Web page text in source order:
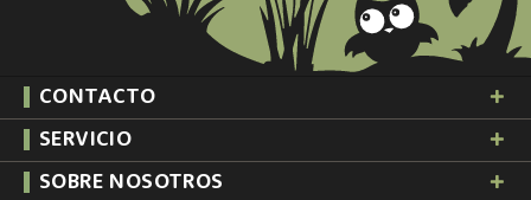
CONTACTO
SERVICIO
SOBRE NOSOTROS